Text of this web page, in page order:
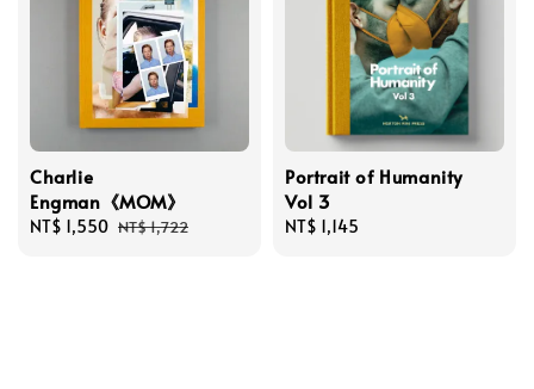
Charlie
Engman《MOM》
Sale
NT$ 1,550 Regular
NT$ 1,722
Portrait of Humanity
Vol 3
Regular
NT$ 1,145